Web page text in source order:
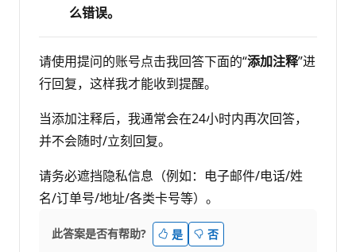
么错误。
请使用提问的账号点击我回答下面的“添加注释”进
行回复，这样我才能收到提醒。
当添加注释后，我通常会在24小时内再次回答，
并不会随时/立刻回复。
请务必遮挡隐私信息（例如：电子邮件/电话/姓
名/订单号/地址/各类卡号等）。
此答案是否有帮助? 是 否